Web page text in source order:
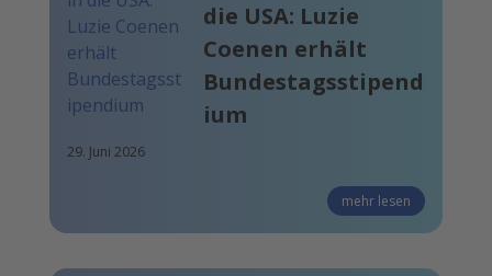
die USA: Luzie
Coenen erhält
Bundestagsstipend
ium
29. Juni 2026
mehr lesen